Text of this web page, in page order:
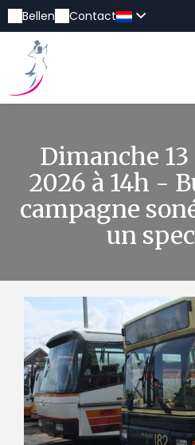
Bellen Contact
Dimanche
2026 à 14h -
campagne
un